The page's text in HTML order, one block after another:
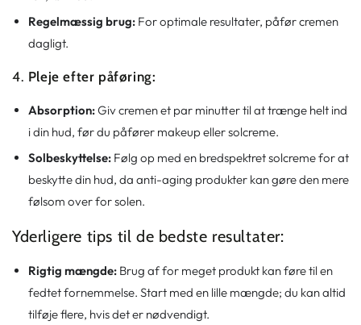
Regelmæssig brug: For optimale resultater, påfør cremen
dagligt.
4. Pleje efter påføring:
Absorption:Giv cremen et par minutter til at trænge helt ind
i din hud, før du påfører makeup eller solcreme.
Solbeskyttelse: Følg op med en bredspektret solcreme for at
beskytte din hud, da anti-aging produkter kan gøre den mere
følsom over for solen.
Yderligere tips til de bedste resultater:
Rigtig mængde: Brug af for meget produkt kan føre til en
fedtet fornemmelse. Start med en lille mængde; du kan altid
tilføje flere, hvis det er nødvendigt.